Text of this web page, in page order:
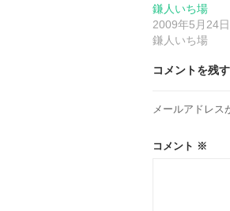
ー
シ
ョ
ン
鎌人いち場
2009年5月24日
鎌人いち場
コメントを残す
メールアドレス
コメント ※